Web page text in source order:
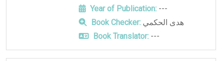
Year of Publication:---
Book Checker: هدى الحكمي
Book Translator:---